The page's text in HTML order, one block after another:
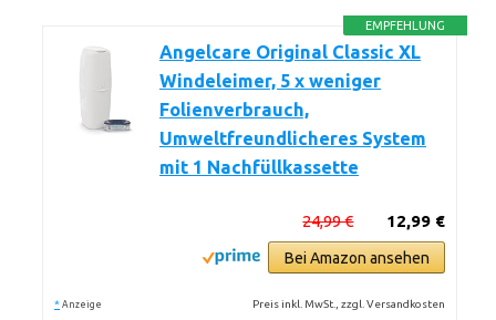
EMPFEHLUNG
Angelcare Original Classic XL
Windeleimer, 5 x weniger
Folienverbrauch,
Umweltfreundlicheres System
mit 1 Nachfüllkassette
12,99 €
24,99 €
Bei Amazon ansehen
* Anzeige Preis inkl. MwSt., zzgl. Versandkosten